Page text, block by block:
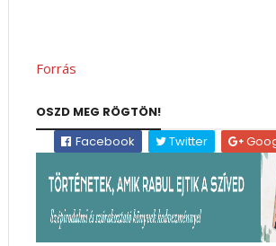
Forrás
OSZD MEG RÖGTÖN!
Facebook
Twitter